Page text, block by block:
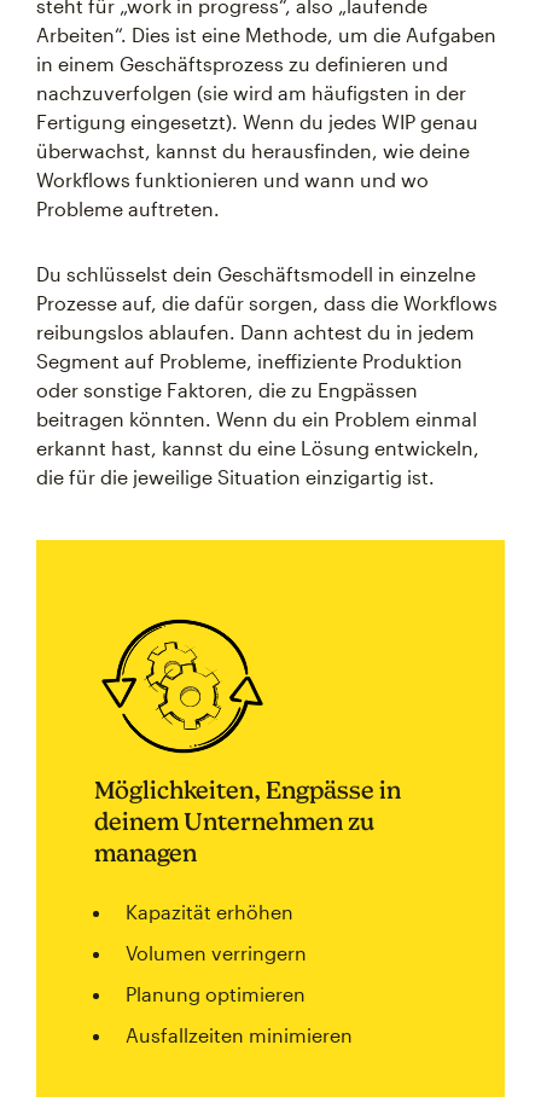
steht für „work in progress“, also „laufende
Arbeiten“. Dies ist eine Methode, um die Aufgaben
in einem Geschäftsprozess zu definieren und
nachzuverfolgen (sie wird am häufigsten in der
Fertigung eingesetzt). Wenn du jedes WIP genau
überwachst, kannst du herausfinden, wie deine
Workflows funktionieren und wann und wo
Probleme auftreten.
Du schlüsselst dein Geschäftsmodell in einzelne
Prozesse auf, die dafür sorgen, dass die Workflows
reibungslos ablaufen. Dann achtest du in jedem
Segment auf Probleme, ineffiziente Produktion
oder sonstige Faktoren, die zu Engpässen
beitragen könnten. Wenn du ein Problem einmal
erkannt hast, kannst du eine Lösung entwickeln,
die für die jeweilige Situation einzigartig ist.
Möglichkeiten, Engpässe in
deinem Unternehmen zu
managen
Kapazität erhöhen
Volumen verringern
Planung optimieren
Ausfallzeiten minimieren